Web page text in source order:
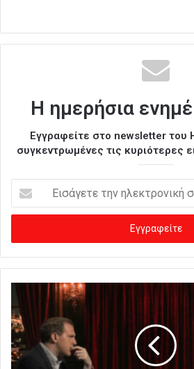
Η ημερήσια
Εγγραφείτε στο newsletter του
συγκεντρωμένες τις κυριότερες
σ
γ
ε
η
ν
η
λ